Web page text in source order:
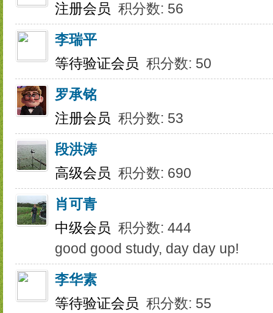
注册会员 积分数: 56
李瑞平
等待验证会员 积分数: 50
罗承铭
注册会员 积分数: 53
段洪涛
高级会员 积分数: 690
肖可青
中级会员 积分数: 444
good good study, day day up!
李华素
等待验证会员 积分数: 55